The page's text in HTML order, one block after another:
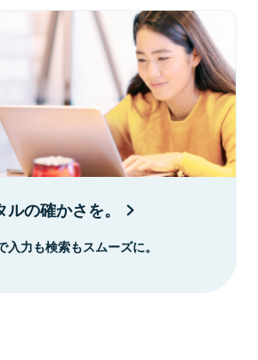
の確かさを。
力も検索もスムーズに。